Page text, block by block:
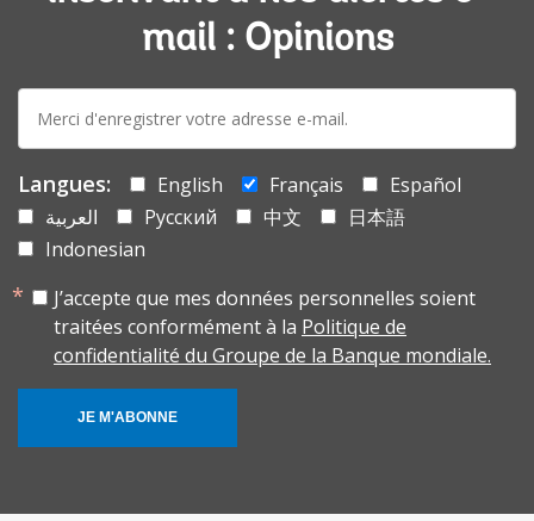
mail : Opinions
mail:
Langues: English Français
Español
العربية
Русский 中文
日本語
Indonesian
J’accepte que mes données personnelles soient
traitées conformément à la Politique de
confidentialité du Groupe de la Banque mondiale.
JE M'ABONNE